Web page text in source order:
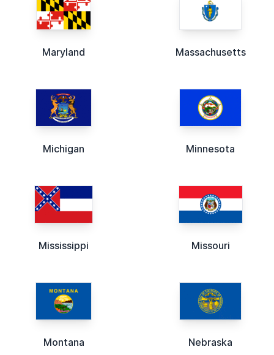
Maryland Massachusetts
Michigan Minnesota
Mississippi Missouri
Montana Nebraska